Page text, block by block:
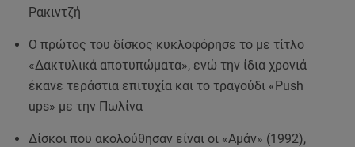
Ρακιντζή
Ο πρώτος του δίσκος κυκλοφόρησε το με τίτλο
«Δακτυλικά αποτυπώματα», ενώ την ίδια χρονιά
έκανε τεράστια επιτυχία και το τραγούδι «Push
ups» με την Πωλίνα
Δίσκοι που ακολούθησαν είναι οι «Αμάν» (1992),